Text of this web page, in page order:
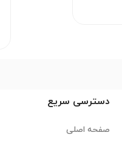
دسترسی سریع
صفحه اصلی